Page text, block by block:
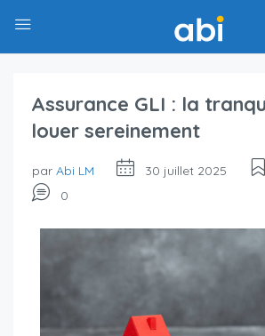
Assurance GLI : la
louer sereinement
par Abi LM 30 juillet 2025
0